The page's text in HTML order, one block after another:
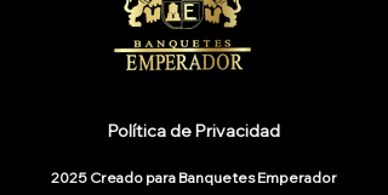
Política de Privacidad
2025 Creado para Banquetes Emperador